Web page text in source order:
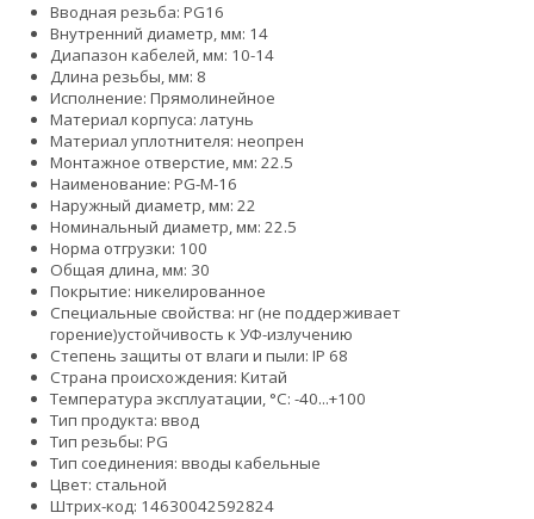
Вводная резьба: PG16
Внутренний диаметр, мм: 14
Диапазон кабелей, мм: 10-14
Длина резьбы, мм: 8
Исполнение: Прямолинейное
Материал корпуса: латунь
Материал уплотнителя: неопрен
Монтажное отверстие, мм: 22.5
Наименование: PG-M-16
Наружный диаметр, мм: 22
Номинальный диаметр, мм: 22.5
Норма отгрузки: 100
Общая длина, мм: 30
Покрытие: никелированное
Специальные свойства: нг (не поддерживает
горение)устойчивость к УФ-излучению
Степень защиты от влаги и пыли: IP 68
Страна происхождения: Китай
Температура эксплуатации, °С: -40...+100
Тип продукта: ввод
Тип резьбы: PG
Тип соединения: вводы кабельные
Цвет: стальной
Штрих-код: 14630042592824